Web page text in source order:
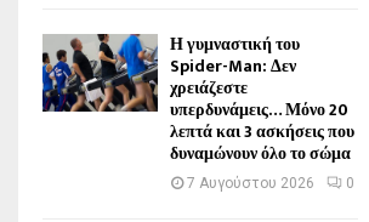
Η γυμναστική του
Spider-Man: Δεν
χρειάζεστε
υπερδυνάμεις… Μόνο 20
λεπτά και 3 ασκήσεις που
δυναμώνουν όλο το σώμα
7 Αυγούστου 2026 0